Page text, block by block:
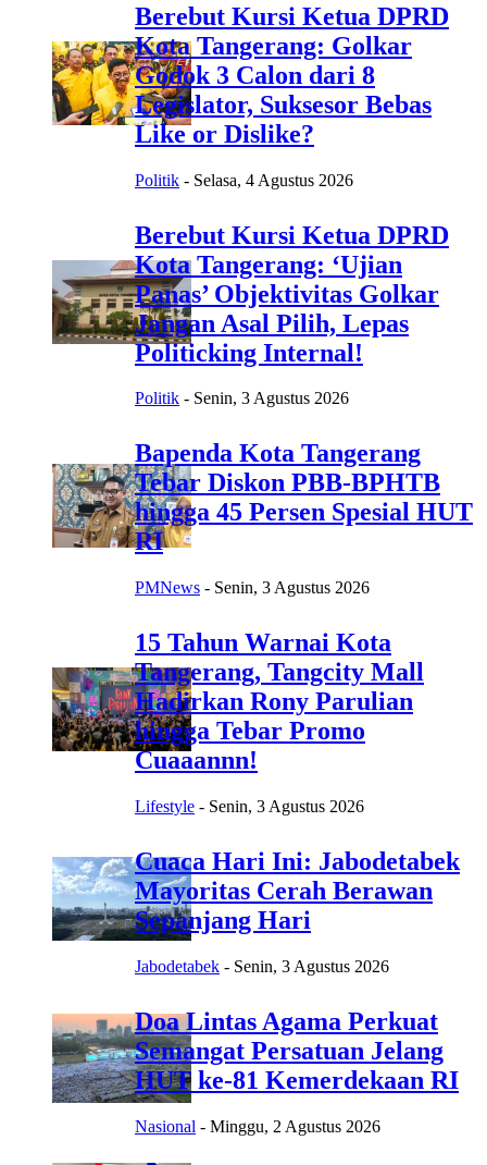
Berebut Kursi Ketua DPRD
Kota Tangerang: Golkar
Godok 3 Calon dari 8
Legislator, Suksesor Bebas
Like or Dislike?
Politik - Selasa, 4 Agustus 2026
Berebut Kursi Ketua DPRD
Kota Tangerang: ‘Ujian
Panas’ Objektivitas Golkar
Jangan Asal Pilih, Lepas
Politicking Internal!
Politik - Senin, 3 Agustus 2026
Bapenda Kota Tangerang
Tebar Diskon PBB-BPHTB
hingga 45 Persen Spesial HUT
RI
PMNews - Senin, 3 Agustus 2026
15 Tahun Warnai Kota
Tangerang, Tangcity Mall
Hadirkan Rony Parulian
hingga Tebar Promo
Cuaaannn!
Lifestyle - Senin, 3 Agustus 2026
Cuaca Hari Ini: Jabodetabek
Mayoritas Cerah Berawan
Sepanjang Hari
Jabodetabek - Senin, 3 Agustus 2026
Doa Lintas Agama Perkuat
Semangat Persatuan Jelang
HUT ke-81 Kemerdekaan RI
Nasional - Minggu, 2 Agustus 2026